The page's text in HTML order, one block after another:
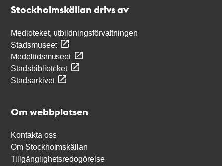
Stockholmskällan drivs av
Medioteket, utbildningsförvaltningen
Stadsmuseet
Medeltidsmuseet
Stadsbiblioteket
Stadsarkivet
Om webbplatsen
Kontakta oss
Om Stockholmskällan
Tillgänglighetsredogörelse